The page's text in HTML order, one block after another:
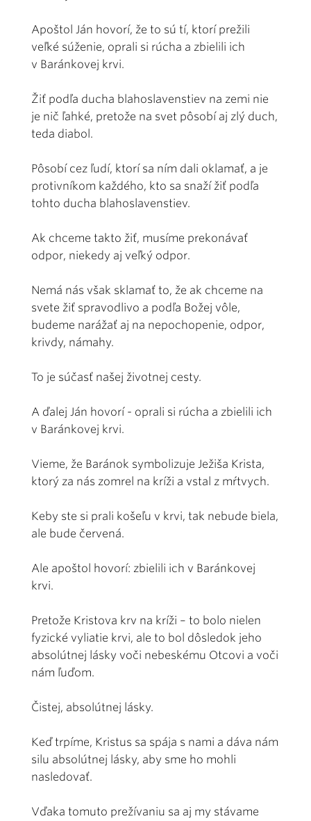
Apoštol Ján hovorí, že to sú tí, ktorí prežili
veľké súženie, oprali si rúcha a zbielili ich
v Baránkovej krvi.
Žiť podľa ducha blahoslavenstiev na zemi nie
je nič ľahké, pretože na svet pôsobí aj zlý duch,
teda diabol.
Pôsobí cez ľudí, ktorí sa ním dali oklamať, a je
protivníkom každého, kto sa snaží žiť podľa
tohto ducha blahoslavenstiev.
Ak chceme takto žiť, musíme prekonávať
odpor, niekedy aj veľký odpor.
Nemá nás však sklamať to, že ak chceme na
svete žiť spravodlivo a podľa Božej vôle,
budeme narážať aj na nepochopenie, odpor,
krivdy, námahy.
To je súčasť našej životnej cesty.
A ďalej Ján hovorí - oprali si rúcha a zbielili ich
v Baránkovej krvi.
Vieme, že Baránok symbolizuje Ježiša Krista,
ktorý za nás zomrel na kríži a vstal z mŕtvych.
Keby ste si prali košeľu v krvi, tak nebude biela,
ale bude červená.
Ale apoštol hovorí: zbielili ich v Baránkovej
krvi.
Pretože Kristova krv na kríži – to bolo nielen
fyzické vyliatie krvi, ale to bol dôsledok jeho
absolútnej lásky voči nebeskému Otcovi a voči
nám ľuďom.
Čistej, absolútnej lásky.
Keď trpíme, Kristus sa spája s nami a dáva nám
silu absolútnej lásky, aby sme ho mohli
nasledovať.
Vďaka tomuto prežívaniu sa aj my stávame